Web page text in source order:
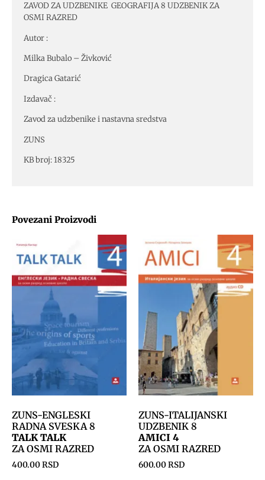
Povezani Proizvodi
ZUNS-ENGLESKI
RADNA SVESKA 8
TALK TALK
ZA OSMI RAZRED
400.00RSD
ZUNS-ITALIJANSKI
UDZBENIK 8
AMICI 4
ZA OSMI RAZRED
600.00RSD
ZAVOD ZA UDZBENIKE GEOGRAFIJA 8 UDZBENIK ZA
OSMI RAZRED
Autor :
Milka Bubalo – Živković
Dragica Gatarić
Izdavač :
Zavod za udzbenike i nastavna sredstva
ZUNS
KB broj: 18325